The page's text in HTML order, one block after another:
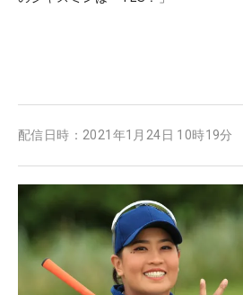
配信日時： 2021年1月24日 10時19分